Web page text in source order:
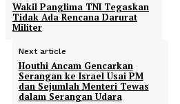
Wakil Panglima TNI Tegaskan
Tidak Ada Rencana Darurat
Militer
Next article
Houthi Ancam Gencarkan
Serangan ke Israel Usai PM
dan Sejumlah Menteri Tewas
dalam Serangan Udara